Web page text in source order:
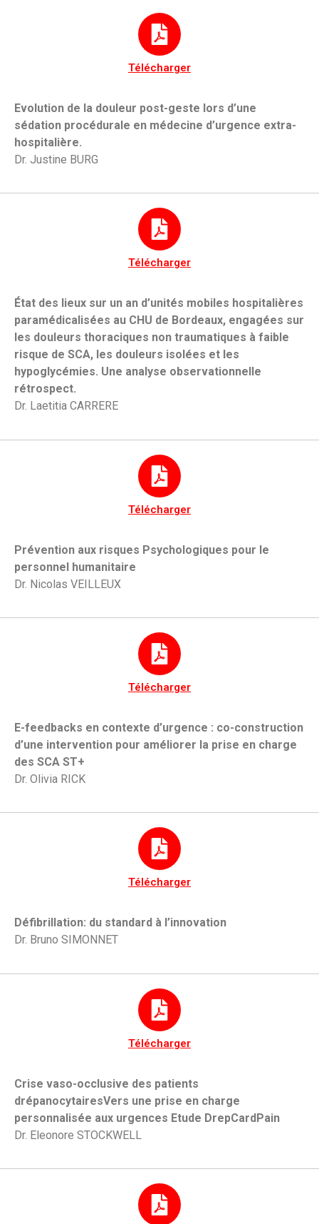
Télécharger
Evolution de la douleur post-geste lors d’une
sédation procédurale en médecine d’urgence extra-
hospitalière.
Dr. Justine BURG
Télécharger
État des lieux sur un an d’unités mobiles hospitalières
paramédicalisées au CHU de Bordeaux, engagées sur
les douleurs thoraciques non traumatiques à faible
risque de SCA, les douleurs isolées et les
hypoglycémies. Une analyse observationnelle
rétrospect.
Dr. Laetitia CARRERE
Télécharger
Prévention aux risques Psychologiques pour le
personnel humanitaire
Dr. Nicolas VEILLEUX
Télécharger
E-feedbacks en contexte d’urgence : co-construction
d’une intervention pour améliorer la prise en charge
des SCA ST+
Dr. Olivia RICK
Télécharger
Défibrillation: du standard à l’innovation
Dr. Bruno SIMONNET
Télécharger
Crise vaso-occlusive des patients
drépanocytairesVers une prise en charge
personnalisée aux urgences Etude DrepCardPain
Dr. Eleonore STOCKWELL